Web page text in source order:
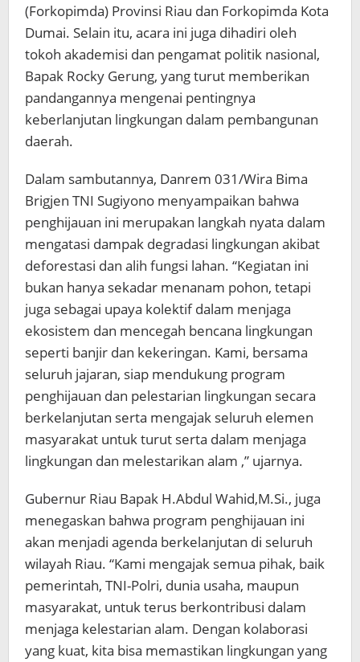
(Forkopimda) Provinsi Riau dan Forkopimda Kota
Dumai. Selain itu, acara ini juga dihadiri oleh
tokoh akademisi dan pengamat politik nasional,
Bapak Rocky Gerung, yang turut memberikan
pandangannya mengenai pentingnya
keberlanjutan lingkungan dalam pembangunan
daerah.
Dalam sambutannya, Danrem 031/Wira Bima
Brigjen TNI Sugiyono menyampaikan bahwa
penghijauan ini merupakan langkah nyata dalam
mengatasi dampak degradasi lingkungan akibat
deforestasi dan alih fungsi lahan. “Kegiatan ini
bukan hanya sekadar menanam pohon, tetapi
juga sebagai upaya kolektif dalam menjaga
ekosistem dan mencegah bencana lingkungan
seperti banjir dan kekeringan. Kami, bersama
seluruh jajaran, siap mendukung program
penghijauan dan pelestarian lingkungan secara
berkelanjutan serta mengajak seluruh elemen
masyarakat untuk turut serta dalam menjaga
lingkungan dan melestarikan alam ,” ujarnya.
Gubernur Riau Bapak H.Abdul Wahid,M.Si., juga
menegaskan bahwa program penghijauan ini
akan menjadi agenda berkelanjutan di seluruh
wilayah Riau. “Kami mengajak semua pihak, baik
pemerintah, TNI-Polri, dunia usaha, maupun
masyarakat, untuk terus berkontribusi dalam
menjaga kelestarian alam. Dengan kolaborasi
yang kuat, kita bisa memastikan lingkungan yang